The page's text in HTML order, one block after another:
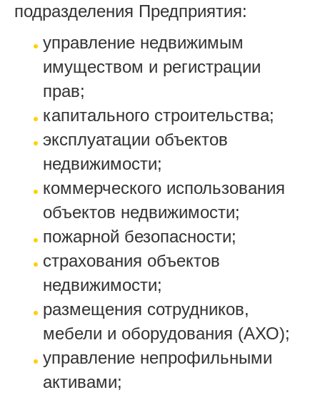
подразделения Предприятия:
управление недвижимым
имуществом и регистрации
прав;
капитального строительства;
эксплуатации объектов
недвижимости;
коммерческого использования
объектов недвижимости;
пожарной безопасности;
страхования объектов
недвижимости;
размещения сотрудников,
мебели и оборудования (АХО);
управление непрофильными
активами;